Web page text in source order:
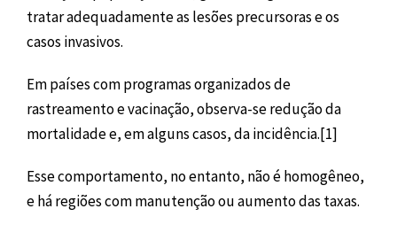
tratar adequadamente as lesões precursoras e os
casos invasivos.
Em países com programas organizados de
rastreamento e vacinação, observa-se redução da
mortalidade e, em alguns casos, da incidência.[1]
Esse comportamento, no entanto, não é homogêneo,
e há regiões com manutenção ou aumento das taxas.